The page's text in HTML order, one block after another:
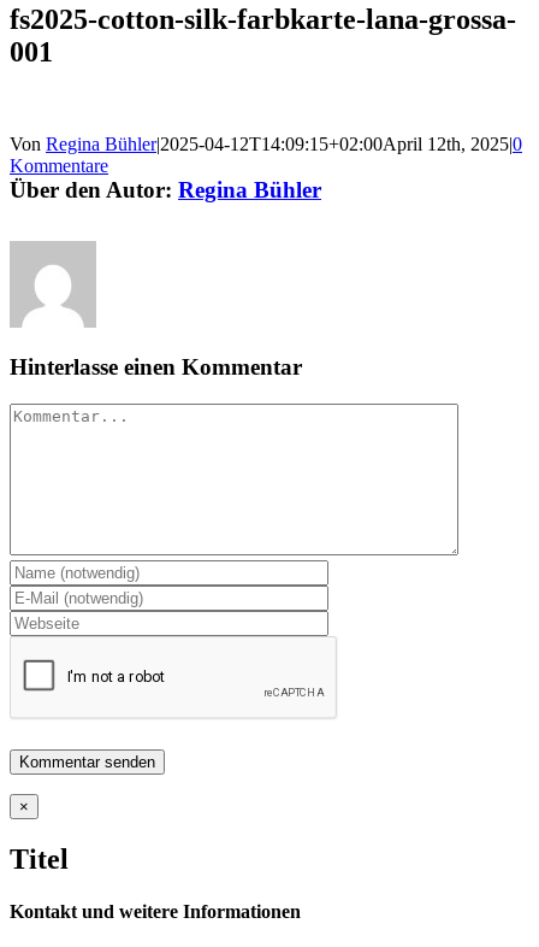
fs2025-cotton-silk-farbkarte-lana-grossa-
001
Von Regina Bühler|2025-04-12T14:09:15+02:00April 12th, 2025|0
Kommentare
Über den Autor: Regina Bühler
Hinterlasse einen Kommentar
Kommentar
Close
product
view
×
Titel
Kontakt und weitere Informationen